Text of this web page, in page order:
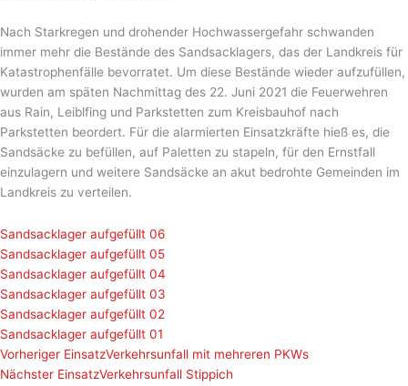
Nach Starkregen und drohender Hochwassergefahr schwanden
immer mehr die Bestände des Sandsacklagers, das der Landkreis für
Katastrophenfälle bevorratet. Um diese Bestände wieder aufzufüllen,
wurden am späten Nachmittag des 22. Juni 2021 die Feuerwehren
aus Rain, Leiblfing und Parkstetten zum Kreisbauhof nach
Parkstetten beordert. Für die alarmierten Einsatzkräfte hieß es, die
Sandsäcke zu befüllen, auf Paletten zu stapeln, für den Ernstfall
einzulagern und weitere Sandsäcke an akut bedrohte Gemeinden im
Landkreis zu verteilen.
Sandsacklager aufgefüllt 06
Sandsacklager aufgefüllt 05
Sandsacklager aufgefüllt 04
Sandsacklager aufgefüllt 03
Sandsacklager aufgefüllt 02
Sandsacklager aufgefüllt 01
Vorheriger EinsatzVerkehrsunfall mit mehreren PKWs
Nächster EinsatzVerkehrsunfall Stippich